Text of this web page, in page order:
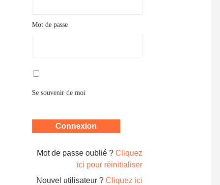
Mot de passe
Se souvenir de moi
Mot de passe oublié ? Cliquez
ici pour réinitialiser
Nouvel utilisateur ? Cliquez ici